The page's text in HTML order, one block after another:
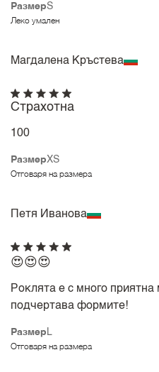
РазмерS
Леко умален
Магдалена Кръстева
РазмерXS
Отговаря на размера
Страхотна
100
Петя Иванова
Размер L
Отговаря на размера
😍😍😍
Роклята е с много
подчертава формите!